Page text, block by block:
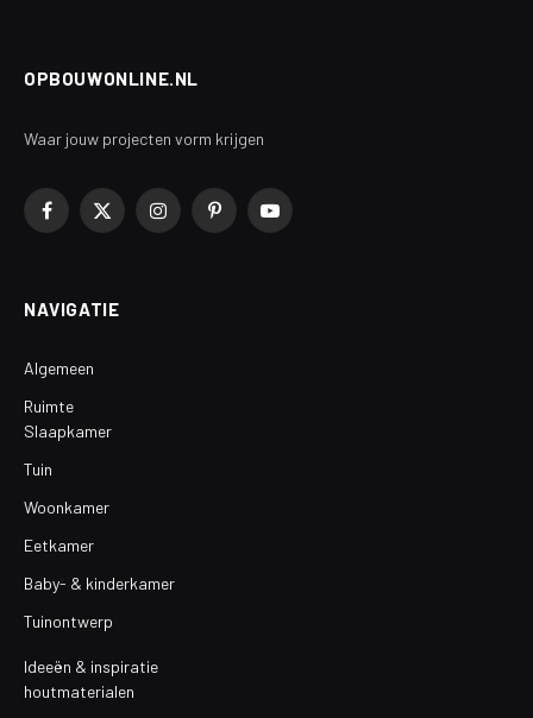
OPBOUWONLINE.NL
Waar jouw projecten vorm krijgen
Facebook
X
InstagramPinterestYouTube
NAVIGATIE
Algemeen
Ruimte
Slaapkamer
Tuin
Woonkamer
Eetkamer
Baby- & kinderkamer
Tuinontwerp
Ideeën & inspiratie
houtmaterialen